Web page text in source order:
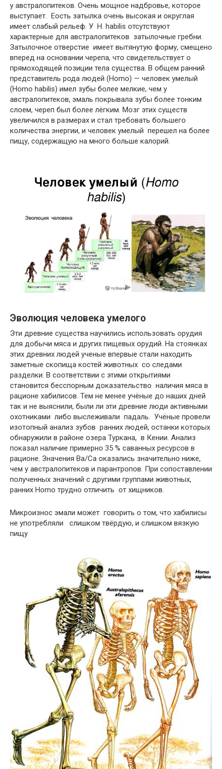
у австралопитеков. Очень мощное надбровье, которое
выступает. Еость затылка очень высокая и округлая
имеет слабый рельеф. У H. habilis отсутствуют
характерные для австралопитеков затылочные гребни.
Затылочное отверстие имеет вытянутую форму, смещено
вперед на основании черепа, что свидетельствует о
прямоходящей позиции тела существа. В общем ранний
представитель рода людей (Homo) — человек умелый
(Homo habilis) имел зубы более мелкие, чем у
австралопитеков, эмаль покрывала зубы более тонким
слоем, череп был более лёгким. Мозг этих существ
увеличился в размерах и стал требовать большего
количества энергии, и человек умелый перешел на более
пищу, содержащую на много больше калорий.
Эволюция человека умелого
Эти древние существа научились использовать орудия
для добычи мяса и других пищевых орудий. На стоянках
этих древних людей ученые впервые стали находить
заметные скопища костей животных со следами
разделки. В соответствии с этими открытиями
становится бесспорным доказательство наличия мяса в
рационе хабилисов. Тем не менее учёные до наших дней
так и не выяснили, были ли эти древние люди активными
охотниками либо выслеживали падаль. Учёные провели
изотопный анализ зубов ранних людей, останки которых
обнаружили в районе озера Туркана, в Кении. Анализ
показал наличие примерно 35 % саванных ресурсов в
рационе. Значения Ba/Ca оказались значительно ниже,
чем у австралопитеков и парантропов. При сопоставлении
полученных значений с другими группами животных,
ранних Homo трудно отличить от хищников.
Микроизнос эмали может говорить о том, что хабилисы
не употребляли слишком твёрдую, и слишком вязкую
пищу